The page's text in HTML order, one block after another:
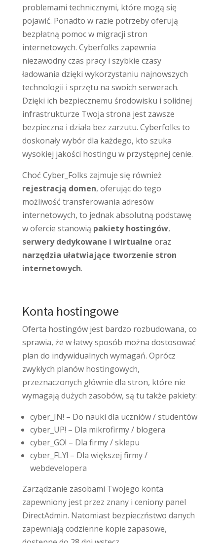
problemami technicznymi, które mogą się
pojawić. Ponadto w razie potrzeby oferują
bezpłatną pomoc w migracji stron
internetowych. Cyberfolks zapewnia
niezawodny czas pracy i szybkie czasy
ładowania dzięki wykorzystaniu najnowszych
technologii i sprzętu na swoich serwerach.
Dzięki ich bezpiecznemu środowisku i solidnej
infrastrukturze Twoja strona jest zawsze
bezpieczna i działa bez zarzutu. Cyberfolks to
doskonały wybór dla każdego, kto szuka
wysokiej jakości hostingu w przystępnej cenie.
Choć Cyber_Folks zajmuje się również
rejestracją domen, oferując do tego
możliwość transferowania adresów
internetowych, to jednak absolutną podstawę
w ofercie stanowią pakiety hostingów,
serwery dedykowane i wirtualne oraz
narzędzia ułatwiające tworzenie stron
internetowych.
Konta hostingowe
Oferta hostingów jest bardzo rozbudowana, co
sprawia, że w łatwy sposób można dostosować
plan do indywidualnych wymagań. Oprócz
zwykłych planów hostingowych,
przeznaczonych głównie dla stron, które nie
wymagają dużych zasobów, są tu także pakiety:
cyber_IN! – Do nauki dla uczniów / studentów
cyber_UP! – Dla mikrofirmy / blogera
cyber_GO! – Dla firmy / sklepu
cyber_FLY! – Dla większej firmy /
webdevelopera
Zarządzanie zasobami Twojego konta
zapewniony jest przez znany i ceniony panel
DirectAdmin. Natomiast bezpieczństwo danych
zapewniają codzienne kopie zapasowe,